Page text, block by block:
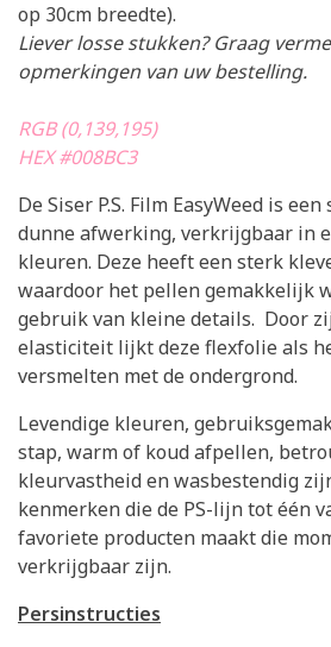
op 30cm breedte).
Liever losse stukken? Graag
opmerkingen van uw bestelling.
RGB (0,139,195)
HEX #008BC3
De Siser P.S. Film EasyWeed is
dunne afwerking, verkrijgbaar in
kleuren. Deze heeft een sterk
waardoor het pellen gemakkelijk
gebruik van kleine details. Door
elasticiteit lijkt deze flexfolie als
versmelten met de ondergrond.
Levendige kleuren,
stap, warm of koud afpellen,
kleurvastheid en wasbestendig
kenmerken die de PS-lijn tot één
favoriete producten maakt die
verkrijgbaar zijn.
Persinstructies